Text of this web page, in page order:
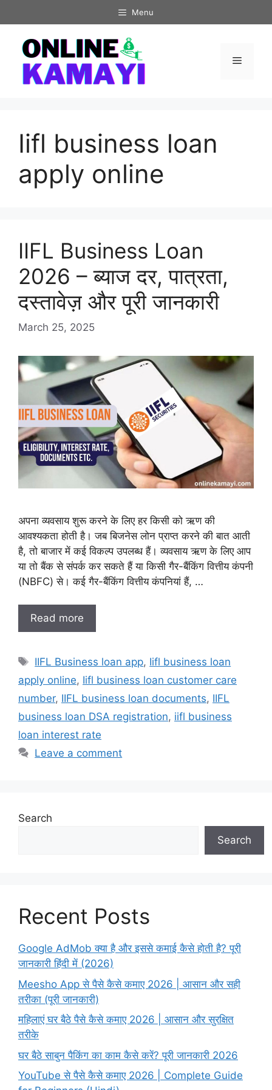
to
content
Menu
Menu
Iifl business loan
apply online
IIFL Business Loan
2026 – ब्याज दर, पात्रता,
दस्तावेज़ और पूरी जानकारी
March 25, 2025
अपना व्यवसाय शुरू करने के लिए हर किसी को ऋण की
आवश्यकता होती है। जब बिजनेस लोन प्राप्त करने की बात आती
है, तो बाजार में कई विकल्प उपलब्ध हैं। व्यवसाय ऋण के लिए आप
या तो बैंक से संपर्क कर सकते हैं या किसी गैर-बैंकिंग वित्तीय कंपनी
(NBFC) से। कई गैर-बैंकिंग वित्तीय कंपनियां हैं, …
Read more
Tags
IIFL Business loan app, Iifl business loan
apply online, Iifl business loan customer care
number, IIFL business loan documents, IIFL
business loan DSA registration, iifl business
loan interest rate
Leave a comment
Search
Search
Recent Posts
Google AdMob क्या है और इससे कमाई कैसे होती है? पूरी
जानकारी हिंदी में (2026)
Meesho App से पैसे कैसे कमाए 2026 | आसान और सही
तरीका (पूरी जानकारी)
महिलाएं घर बैठे पैसे कैसे कमाए 2026 | आसान और सुरक्षित
तरीके
घर बैठे साबुन पैकिंग का काम कैसे करें? पूरी जानकारी 2026
YouTube से पैसे कैसे कमाए 2026 | Complete Guide